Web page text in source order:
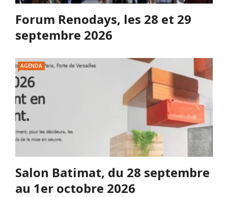
Forum Renodays, les 28 et 29
septembre 2026
AGENDA
Salon Batimat, du 28 septembre
au 1er octobre 2026